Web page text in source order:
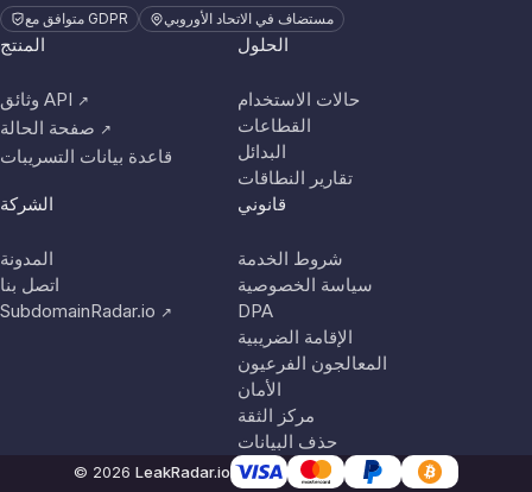
متوافق مع GDPR مستضاف في الاتحاد الأوروبي
المنتج
وثائق API ↗
صفحة الحالة ↗
قاعدة بيانات التسريبات
الحلول
حالات الاستخدام
القطاعات
البدائل
تقارير النطاقات
الشركة
المدونة
اتصل بنا
SubdomainRadar.io ↗
قانوني
شروط الخدمة
سياسة الخصوصية
DPA
الإقامة الضريبية
المعالجون الفرعيون
الأمان
مركز الثقة
حذف البيانات
© 2026 LeakRadar.io